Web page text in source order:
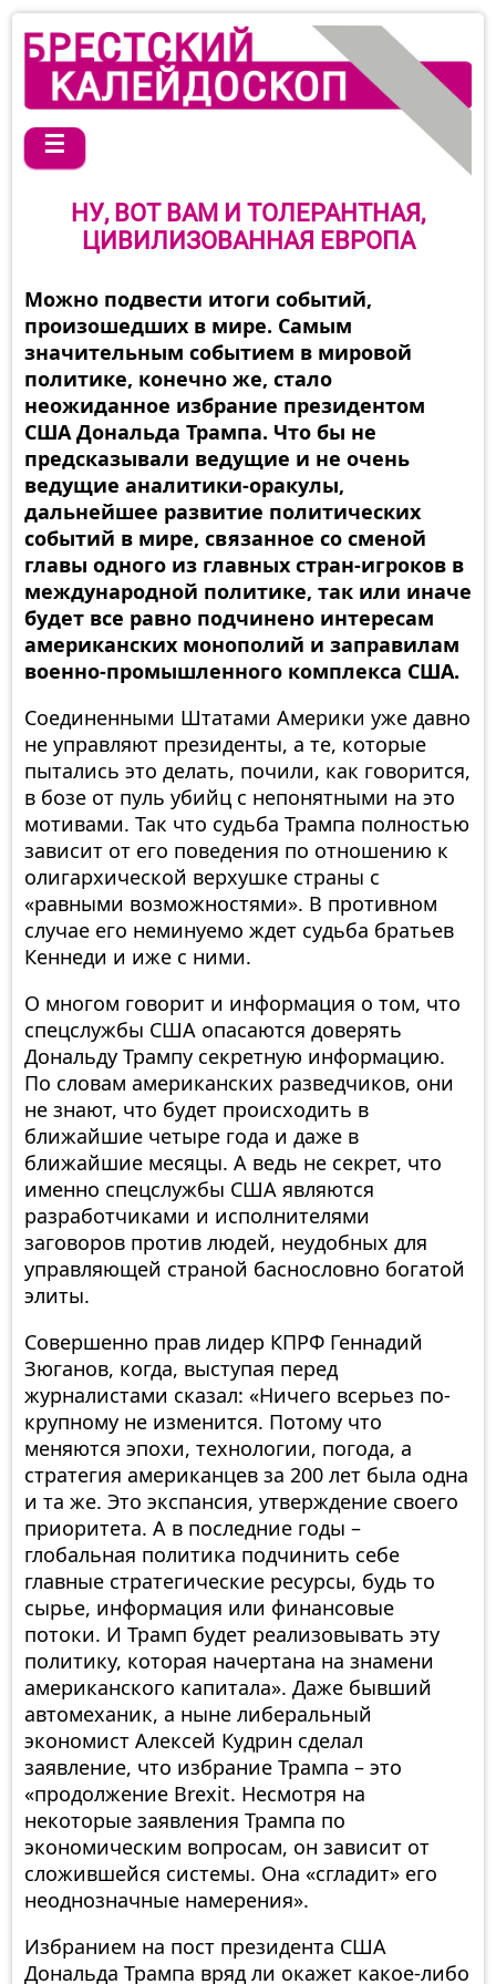
☰
НУ, ВОТ ВАМ И ТОЛЕРАНТНАЯ,
ЦИВИЛИЗОВАННАЯ ЕВРОПА
Можно подвести итоги событий,
произошедших в мире. Самым
значительным событием в мировой
политике, конечно же, стало
неожиданное избрание президентом
США Дональда Трампа. Что бы не
предсказывали ведущие и не очень
ведущие аналитики-оракулы,
дальнейшее развитие политических
событий в мире, связанное со сменой
главы одного из главных стран-игроков в
международной политике, так или иначе
будет все равно подчинено интересам
американских монополий и заправилам
военно-промышленного комплекса США.
Соединенными Штатами Америки уже давно
не управляют президенты, а те, которые
пытались это делать, почили, как говорится,
в бозе от пуль убийц с непонятными на это
мотивами. Так что судьба Трампа полностью
зависит от его поведения по отношению к
олигархической верхушке страны с
«равными возможностями». В противном
случае его неминуемо ждет судьба братьев
Кеннеди и иже с ними.
О многом говорит и информация о том, что
спецслужбы США опасаются доверять
Дональду Трампу секретную информацию.
По словам американских разведчиков, они
не знают, что будет происходить в
ближайшие четыре года и даже в
ближайшие месяцы. А ведь не секрет, что
именно спецслужбы США являются
разработчиками и исполнителями
заговоров против людей, неудобных для
управляющей страной баснословно богатой
элиты.
Совершенно прав лидер КПРФ Геннадий
Зюганов, когда, выступая перед
журналистами сказал: «Ничего всерьез по-
крупному не изменится. Потому что
меняются эпохи, технологии, погода, а
стратегия американцев за 200 лет была одна
и та же. Это экспансия, утверждение своего
приоритета. А в последние годы –
глобальная политика подчинить себе
главные стратегические ресурсы, будь то
сырье, информация или финансовые
потоки. И Трамп будет реализовывать эту
политику, которая начертана на знамени
американского капитала». Даже бывший
автомеханик, а ныне либеральный
экономист Алексей Кудрин сделал
заявление, что избрание Трампа – это
«продолжение Brexit. Несмотря на
некоторые заявления Трампа по
экономическим вопросам, он зависит от
сложившейся системы. Она «сгладит» его
неоднозначные намерения».
Избранием на пост президента США
Дональда Трампа вряд ли окажет какое-либо